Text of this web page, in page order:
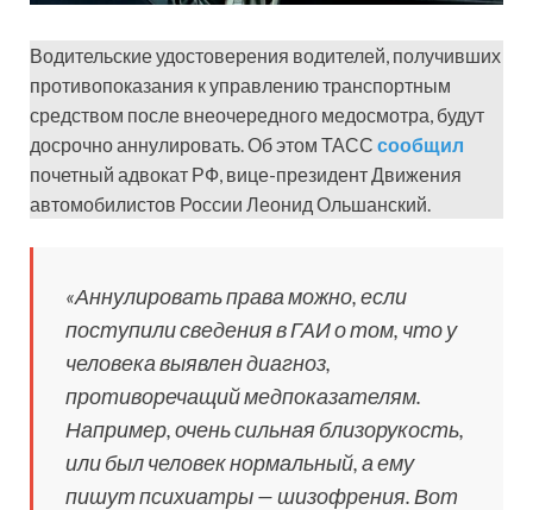
Водительские удостоверения водителей, получивших
противопоказания к управлению транспортным
средством после внеочередного медосмотра, будут
досрочно аннулировать. Об этом ТАСС сообщил
почетный адвокат РФ, вице-президент Движения
автомобилистов России Леонид Ольшанский.
«Аннулировать права можно, если
поступили сведения в ГАИ о том, что у
человека выявлен диагноз,
противоречащий медпоказателям.
Например, очень сильная близорукость,
или был человек нормальный, а ему
пишут психиатры — шизофрения. Вот